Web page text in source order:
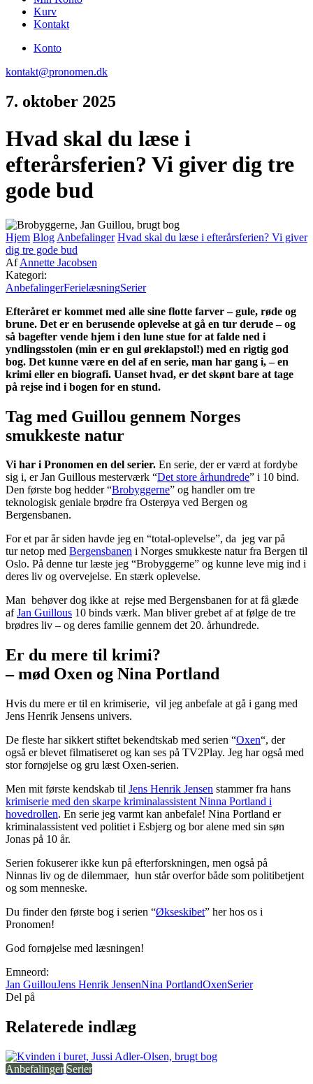
Kurv
Kontakt
Konto
kontakt@pronomen.dk
7. oktober 2025
Hvad skal du læse i
efterårsferien? Vi giver dig tre
gode bud
Hjem Blog Anbefalinger Hvad skal du læse i efterårsferien? Vi giver
dig tre gode bud
AfAnnette Jacobsen
Kategori:
AnbefalingerFerielæsningSerier
Efteråret er kommet med alle sine flotte farver – gule, røde og
brune. Det er en berusende oplevelse at gå en tur derude – og
så bagefter vende hjem i den lune stue for at falde ned i
yndlingsstolen (min er en gul øreklapstol!) med en rigtig god
bog. Det kunne være en del af en serie, man har gang i, – en
krimi eller en biografi. Uanset hvad, er det skønt bare at tage
på rejse ind i bogen for en stund.
Tag med Guillou gennem Norges
smukkeste natur
Vi har i Pronomen en del serier. En serie, der er værd at fordybe
sig i, er Jan Guillous mesterværk “Det store århundrede” i 10 bind.
Den første bog hedder “Brobyggerne” og handler om tre
teknologisk geniale brødre fra Osterøya ved Bergen og
Bergensbanen.
For et par år siden havde jeg en “total-oplevelse”, da jeg var på
tur netop med Bergensbanen i Norges smukkeste natur fra Bergen til
Oslo. På denne tur læste jeg “Brobyggerne” og kunne leve mig ind i
deres liv og overvejelse. En stærk oplevelse.
Man behøver dog ikke at rejse med Bergensbanen for at få glæde
afJan Guillous 10 binds værk. Man bliver grebet af at følge de tre
brødres liv – og deres familie gennem det 20. århundrede.
Er du mere til krimi?
– mød Oxen og Nina Portland
Hvis du mere er til en krimiserie, vil jeg anbefale at gå i gang med
Jens Henrik Jensens univers.
De fleste har sikkert stiftet bekendtskab med serien “Oxen“, der
også er blevet filmatiseret og kan ses på TV2Play. Jeg har også med
stor fornøjelse og gru læst Oxen-serien.
Men mit første kendskab til Jens Henrik Jensen stammer fra hans
krimiserie med den skarpe kriminalassistent Ninna Portland i
hovedrollen. En serie jeg varmt kan anbefale! Nina Portland er
kriminalassistent ved politiet i Esbjerg og bor alene med sin søn
Jonas på 10 år.
Serien fokuserer ikke kun på efterforskningen, men også på
Ninnas liv og de dilemmaer, hun står overfor både som politibetjent
og som menneske.
Du finder den første bog i serien “Økseskibet” her hos os i
Pronomen!
God fornøjelse med læsningen!
Emneord:
Jan GuillouJens Henrik JensenNina PortlandOxenSerier
Del på
Relaterede indlæg
Anbefalinger Serier